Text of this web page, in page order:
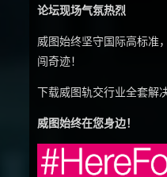
论坛现场气氛热烈
威图始终坚守国际高标准
闯奇迹！
下载威图轨交行业全套解
威图始终在您身边！